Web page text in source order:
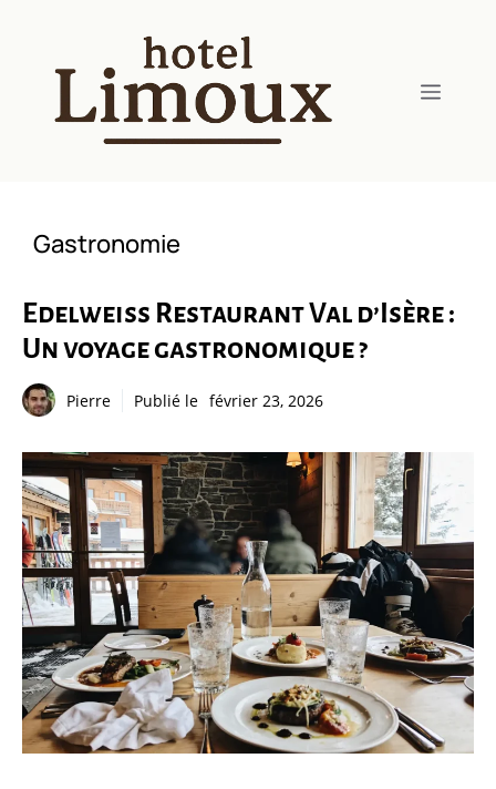
contenu
Menu
Gastronomie
Edelweiss Restaurant Val d’Isère :
Un voyage gastronomique ?
Pierre Publié le février 23, 2026